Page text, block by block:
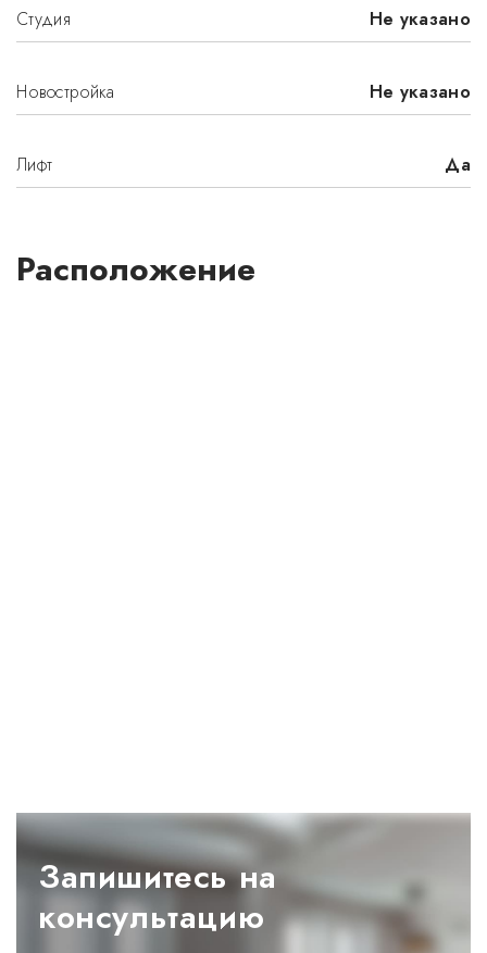
Студия Не указано
Новостройка Не указано
Лифт Да
Расположение
Запишитесь на
консультацию